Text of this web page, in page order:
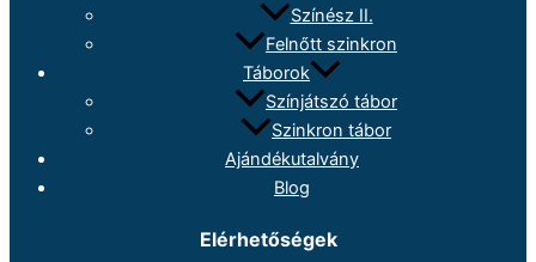
Színész II.
Felnőtt szinkron
Táborok
Színjátszó tábor
Szinkron tábor
Ajándékutalvány
Blog
Elérhetőségek